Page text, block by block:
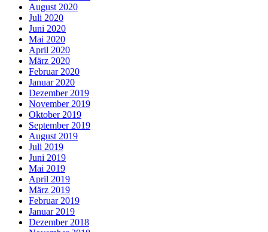
August 2020
Juli 2020
Juni 2020
Mai 2020
April 2020
März 2020
Februar 2020
Januar 2020
Dezember 2019
November 2019
Oktober 2019
September 2019
August 2019
Juli 2019
Juni 2019
Mai 2019
April 2019
März 2019
Februar 2019
Januar 2019
Dezember 2018